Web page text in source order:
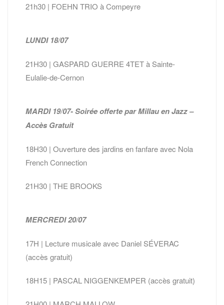
21h30 | FOEHN TRIO à Compeyre
LUNDI 18/07
21H30 | GASPARD GUERRE 4TET à Sainte-
Eulalie-de-Cernon
MARDI 19/07- Soirée offerte par Millau en Jazz –
Accès Gratuit
18H30 | Ouverture des jardins en fanfare avec Nola
French Connection
21H30 | THE BROOKS
MERCREDI 20/07
17H | Lecture musicale avec Daniel SÉVERAC
(accès gratuit)
18H15 | PASCAL NIGGENKEMPER (accès gratuit)